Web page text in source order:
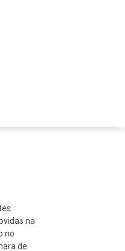
na
no
de